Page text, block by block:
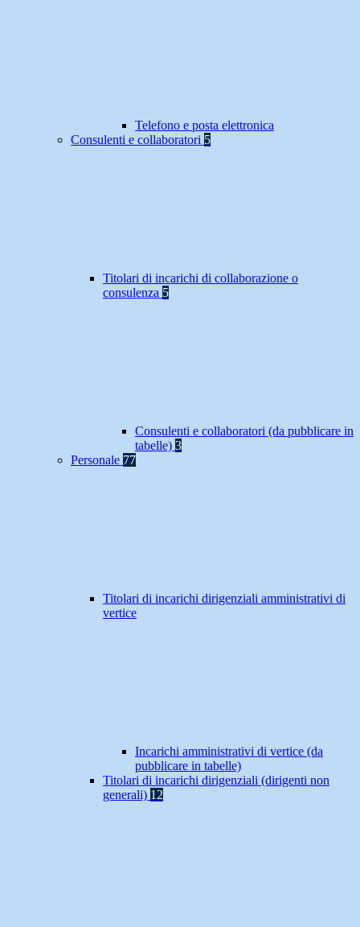
Telefono e posta elettronica
Consulenti e collaboratori 5
Titolari di incarichi di collaborazione o
consulenza 5
Consulenti e collaboratori (da pubblicare in
tabelle) 3
Personale 77
Titolari di incarichi dirigenziali amministrativi di
vertice
Incarichi amministrativi di vertice (da
pubblicare in tabelle)
Titolari di incarichi dirigenziali (dirigenti non
generali) 12